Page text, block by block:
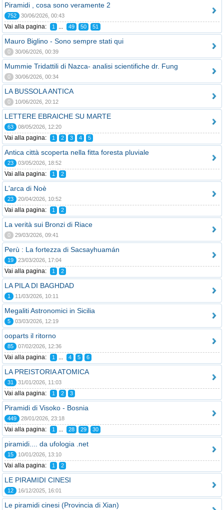
Piramidi , cosa sono veramente 2
752 30/06/2026, 00:43
Vai alla pagina: 1 ... 49 50 51
Mauro Biglino - Sono sempre stati qui
0 30/06/2026, 00:39
Mummie Tridattili di Nazca- analisi scientifiche dr. Fung
0 30/06/2026, 00:34
LA BUSSOLA ANTICA
0 10/06/2026, 20:12
LETTERE EBRAICHE SU MARTE
63 08/05/2026, 12:20
Vai alla pagina: 1 2 3 4 5
Antica città scoperta nella fitta foresta pluviale
23 03/05/2026, 18:52
Vai alla pagina: 1 2
L'arca di Noè
23 20/04/2026, 10:52
Vai alla pagina: 1 2
La verità sui Bronzi di Riace
0 29/03/2026, 09:41
Perù : La fortezza di Sacsayhuamán
19 23/03/2026, 17:04
Vai alla pagina: 1 2
LA PILA DI BAGHDAD
1 11/03/2026, 10:11
Megaliti Astronomici in Sicilia
5 03/03/2026, 12:19
ooparts il ritorno
85 07/02/2026, 12:36
Vai alla pagina: 1 ... 4 5 6
LA PREISTORIA ATOMICA
31 31/01/2026, 11:03
Vai alla pagina: 1 2 3
Piramidi di Visoko - Bosnia
449 28/01/2026, 23:18
Vai alla pagina: 1 ... 28 29 30
piramidi.... da ufologia .net
15 10/01/2026, 13:10
Vai alla pagina: 1 2
LE PIRAMIDI CINESI
12 16/12/2025, 16:01
Le piramidi cinesi (Provincia di Xian)